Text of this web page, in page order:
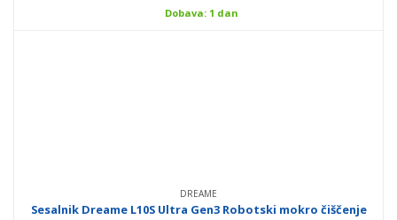
Dobava: 1 dan
DREAME
Sesalnik Dreame L10S Ultra Gen3 Robotski mokro čiščenje